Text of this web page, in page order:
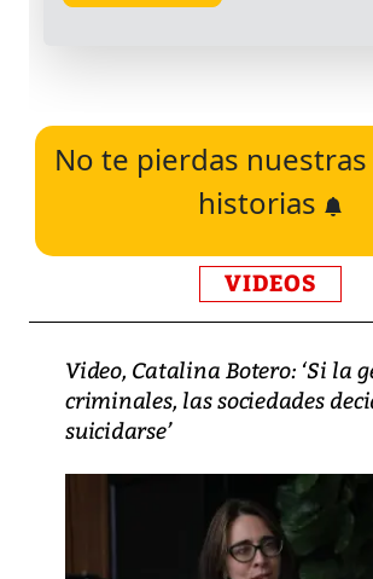
No te pierdas
historias
VIDEOS
Video, Catalina Botero: ‘Si la
criminales, las sociedades
suicidarse’